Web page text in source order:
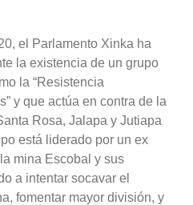
el Parlamento Xinka ha
la existencia de un grupo
la “Resistencia
y que actúa en contra de la
Rosa, Jalapa y Jutiapa
está liderado por un ex
mina Escobal y sus
a intentar socavar el
fomentar mayor división, y